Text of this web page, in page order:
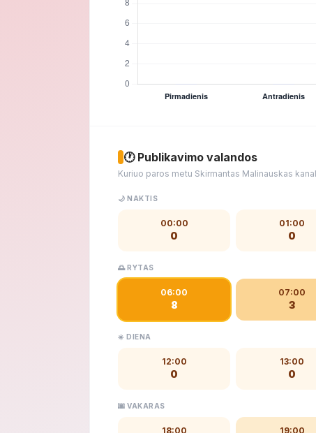
🕐 Publikavimo valandos
Kuriuo paros metu Skirmantas Malinauskas
🌙 NAKTIS
00:00
0
01:00
0
🌅 RYTAS
06:00
8
07:00
3
☀️ DIENA
12:00
0
13:00
0
🌆 VAKARAS
18:00 19:00